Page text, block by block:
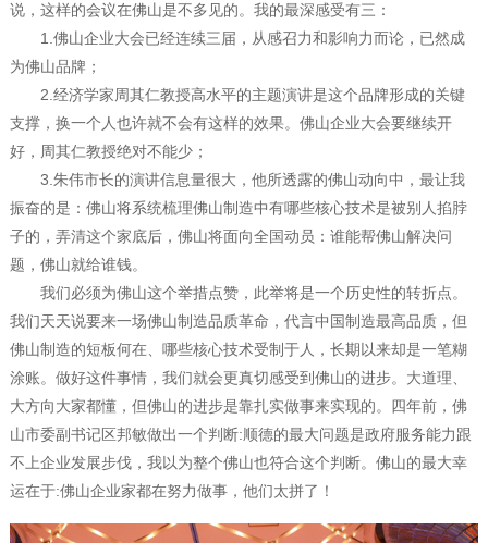
说，这样的会议在佛山是不多见的。我的最深感受有三：
1.佛山企业大会已经连续三届，从感召力和影响力而论，已然成
为佛山品牌；
2.经济学家周其仁教授高水平的主题演讲是这个品牌形成的关键
支撑，换一个人也许就不会有这样的效果。佛山企业大会要继续开
好，周其仁教授绝对不能少；
3.朱伟市长的演讲信息量很大，他所透露的佛山动向中，最让我
振奋的是：佛山将系统梳理佛山制造中有哪些核心技术是被别人掐脖
子的，弄清这个家底后，佛山将面向全国动员：谁能帮佛山解决问
题，佛山就给谁钱。
我们必须为佛山这个举措点赞，此举将是一个历史性的转折点。
我们天天说要来一场佛山制造品质革命，代言中国制造最高品质，但
佛山制造的短板何在、哪些核心技术受制于人，长期以来却是一笔糊
涂账。做好这件事情，我们就会更真切感受到佛山的进步。大道理、
大方向大家都懂，但佛山的进步是靠扎实做事来实现的。四年前，佛
山市委副书记区邦敏做出一个判断:顺德的最大问题是政府服务能力跟
不上企业发展步伐，我以为整个佛山也符合这个判断。佛山的最大幸
运在于:佛山企业家都在努力做事，他们太拼了！